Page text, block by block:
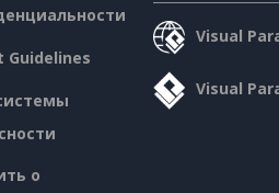
Guidelines
о
Visual
Visual